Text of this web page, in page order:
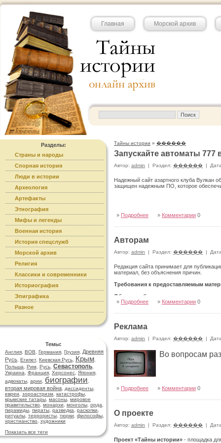
Главная Морской архив
Разделы:
Страны и народы
Спорная история
Люди в истории
Археология
Артефакты
Этнография
Мифы и легенды
Военная история
История спецслужб
Морской архив
Религия
Классики и современники
Историография
Эпиграфика
Разное
Темы:
Англия ВОВ Германия Грузия
Древняя
Русь Египет, Киевская Русь Крым
Польша
Рим Русь Севастополь
Украина
Франция Херсонес Япония
адвокаты арии биографии
вторая мировая война диссиденты
евреи
зороастризм катастрофы
крымские татары масоны мировое
правительство
монархи монголы орда
пирамиды пираты разведка раскопки
ритуалы террористы тюрки философы
христианство
художники
Показать все теги
Тайны истории » ������
Запускайте автоматы
Автор: admin | Раздел: ������ |
Надежный сайт азартного клуба Вулкан
защищен надежным ПО, которое
» Подробнее » Комментарии 0
Авторам
Автор: admin | Раздел: ������ |
Редакция сайта принимает для
материал, без объяснения причин.
Требования к предоставляемым
Общие требования:
Публикации предоставлять по адресу
admin@secrethistory.su
Запрещается републикация из других
Все публикации предоставляются в
Желательно разбиение на главы,
Желательны иллюстрации, фотографии,
Имеющиеся сравнительные таблицы,
Иллюстрации присылаются
(подписями).
Возможно добавление видео в статью –
Заметка:
Объём – от 1000 знаков.
Преимущественно авторский текст, за
Краткое изложение содержания статьи
» Подробнее » Комментарии 0
Реклама
Автор: admin | Раздел: ������ |
Во вопросам
» Подробнее » Комментарии 0
О проекте
Автор: admin | Раздел: ������ |
Проект «Тайны истории» - площадка